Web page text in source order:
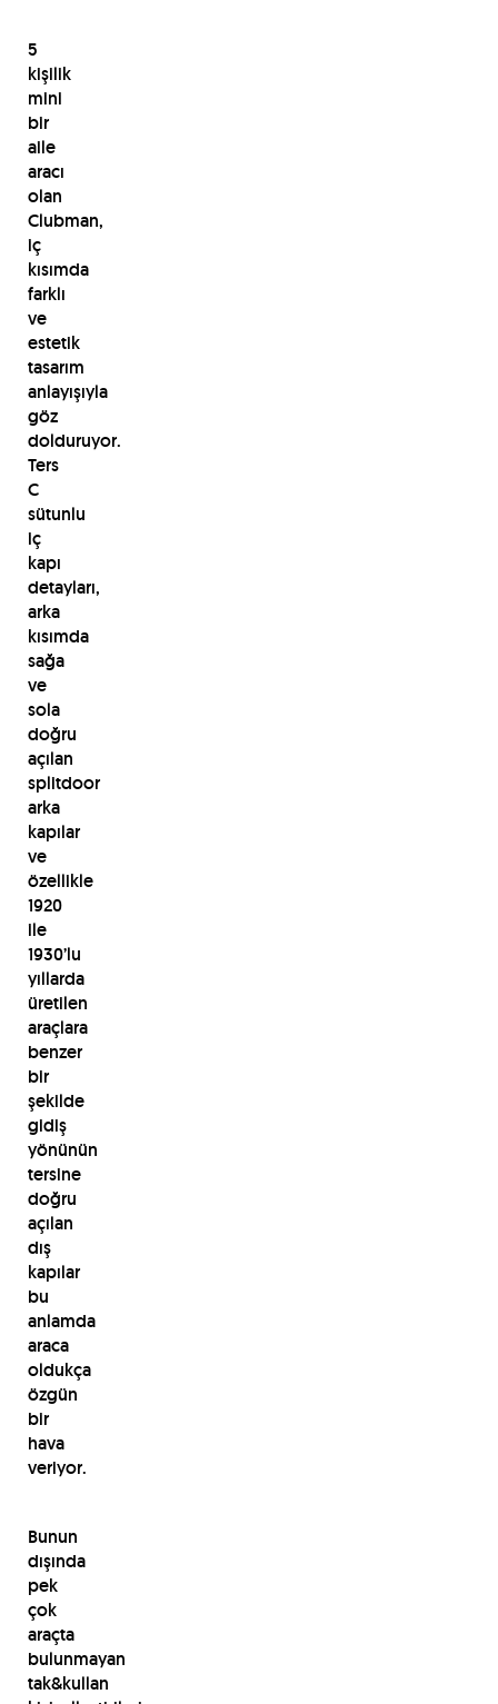
5
kişilik
mini
bir
aile
aracı
olan
Clubman,
iç
kısımda
farklı
ve
estetik
tasarım
anlayışıyla
göz
dolduruyor.
Ters
C
sütunlu
iç
kapı
detayları,
arka
kısımda
sağa
ve
sola
doğru
açılan
splitdoor
arka
kapılar
ve
özellikle
1920
ile
1930’lu
yıllarda
üretilen
araçlara
benzer
bir
şekilde
gidiş
yönünün
tersine
doğru
açılan
dış
kapılar
bu
anlamda
araca
oldukça
özgün
bir
hava
veriyor.
Bunun
dışında
pek
çok
araçta
bulunmayan
tak&kullan